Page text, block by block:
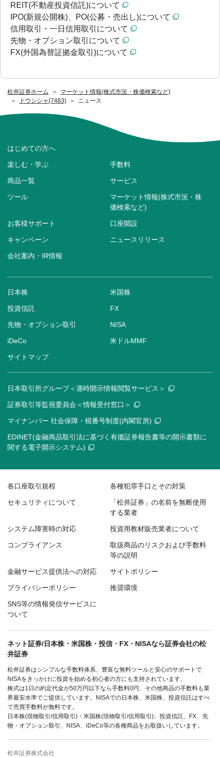
松井証券ホーム
マーケット情報(株式市況・株価検索など)
ドウシシャ(7483)
ニュース
REIT(不動産投資信託)について
IPO(新規公開株)、PO(公募・売出し)について
信用取引・一日信用取引について
先物・オプション取引について
FX(外国為替証拠金取引)について
はじめての方へ
楽しむ・学ぶ 手数料
商品一覧 サービス
ツール
マーケット情報(株式市況・株
価検索など)
お客様サポート 口座開設
キャンペーン ニュースリリース
会社案内・IR情報
日本株 米国株
投資信託 FX
先物・オプション取引 NISA
iDeCo 米ドルMMF
サイトマップ
日本取引所グループ＜適時開示情報閲覧サービス＞
証券取引等監視委員会＜情報受付窓口＞
マイナンバー 社会保障・税番号制度(内閣官房)
EDINET(金融商品取引法に基づく有価証券報告書等の開示書類に
関する電子開示システム)
各口座取引規程 各種犯罪手口とその対策
セキュリティについて
「松井証券」の名前を無断使用
する業者
システム障害時の対応 投資用教材販売業者について
コンプライアンス
取扱商品のリスクおよび手数料
等の説明
金融サービス提供法への対応 サイトポリシー
プライバシーポリシー 推奨環境
SNS等の情報発信サービスに
ついて
ネット証券/日本株・米国株・投信・FX・NISAなら証券会社の松
井証券
松井証券はシンプルな手数料体系、豊富な無料ツールと安心のサポートで
NISAをきっかけに投資を始める初心者の方にも支持されています。
株式は1日の約定代金が50万円以下なら手数料0円、その他商品の手数料も業
界最安水準でご提供しています。NISAでの日本株、米国株、投資信託はすべ
て売買手数料が無料です。
日本株(現物取引/信用取引)・米国株(現物取引/信用取引)、投資信託、FX、先
物・オプション取引、NISA、iDeCo等の各種商品をお取扱いしています。
松井証券株式会社